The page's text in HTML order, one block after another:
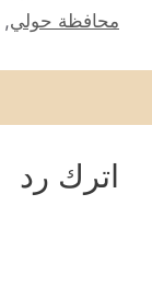
محافظة حولي,
اترك رد